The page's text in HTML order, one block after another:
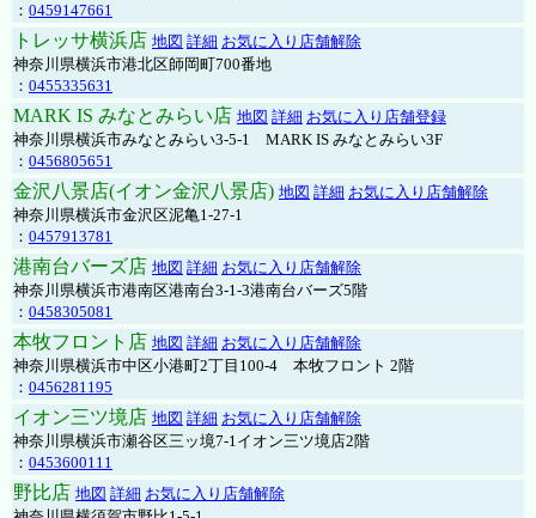
： 0459147661
トレッサ横浜店 地図 詳細 お気に入り店舗解除
神奈川県横浜市港北区師岡町700番地
： 0455335631
MARK IS みなとみらい店 地図 詳細 お気に入り店舗登録
神奈川県横浜市みなとみらい3-5-1 MARK IS みなとみらい3F
： 0456805651
金沢八景店(イオン金沢八景店) 地図 詳細 お気に入り店舗解除
神奈川県横浜市金沢区泥亀1-27-1
： 0457913781
港南台バーズ店 地図 詳細 お気に入り店舗解除
神奈川県横浜市港南区港南台3-1-3港南台バーズ5階
： 0458305081
本牧フロント店 地図 詳細 お気に入り店舗解除
神奈川県横浜市中区小港町2丁目100-4 本牧フロント 2階
： 0456281195
イオン三ツ境店 地図 詳細 お気に入り店舗解除
神奈川県横浜市瀬谷区三ッ境7-1イオン三ツ境店2階
： 0453600111
野比店 地図 詳細 お気に入り店舗解除